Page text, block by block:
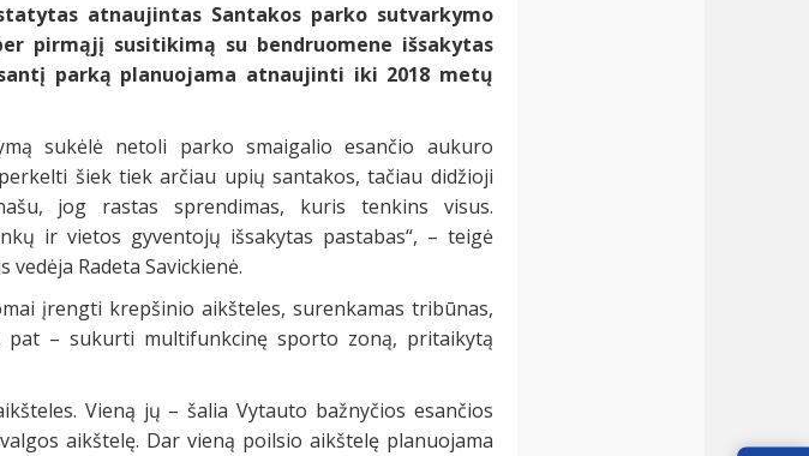
atnaujintas Santakos parko sutvarkymo
pirmąjį susitikimą su bendruomene išsakytas
parką planuojama atnaujinti iki 2018 metų
sukėlė netoli parko smaigalio esančio aukuro
šiek tiek arčiau upių santakos, tačiau didžioji
jog rastas sprendimas, kuris tenkins visus.
ir vietos gyventojų išsakytas pastabas“, – teigė
Radeta Savickienė.
įrengti krepšinio aikšteles, surenkamas tribūnas,
– sukurti multifunkcinę sporto zoną, pritaikytą
Vieną jų – šalia Vytauto bažnyčios esančios
aikštelę. Dar vieną poilsio aikštelę planuojama